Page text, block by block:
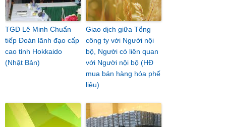
TGĐ Lê Minh Chuẩn
tiếp Đoàn lãnh đạo cấp
cao tỉnh Hokkaido
(Nhật Bản)
Giao dịch giữa Tổng
công ty với Người nội
bộ, Người có liên quan
với Người nội bộ (HĐ
mua bán hàng hóa phế
liệu)